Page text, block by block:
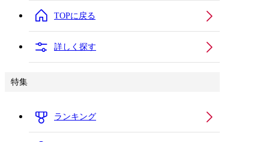
TOPに戻る
詳しく探す
特集
ランキング